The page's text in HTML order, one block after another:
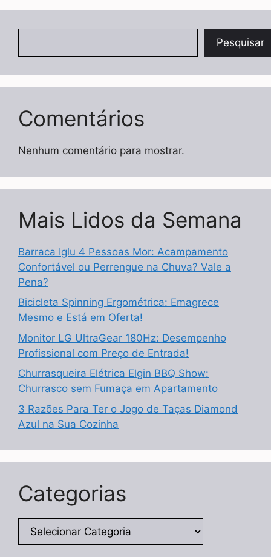
Pesquisar
Comentários
Nenhum comentário para mostrar.
Mais Lidos da Semana
Barraca Iglu 4 Pessoas Mor: Acampamento
Confortável ou Perrengue na Chuva? Vale a
Pena?
Bicicleta Spinning Ergométrica: Emagrece
Mesmo e Está em Oferta!
Monitor LG UltraGear 180Hz: Desempenho
Profissional com Preço de Entrada!
Churrasqueira Elétrica Elgin BBQ Show:
Churrasco sem Fumaça em Apartamento
3 Razões Para Ter o Jogo de Taças Diamond
Azul na Sua Cozinha
Categorias
Categorias